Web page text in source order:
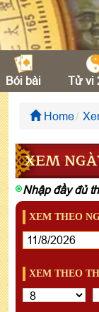
Bói bài Tử vi
Home
XEM
Nhập đầy đủ
XEM THEO
XEM THEO